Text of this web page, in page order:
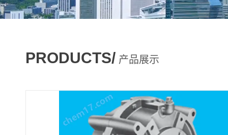
PRODUCTS/ 产品展示